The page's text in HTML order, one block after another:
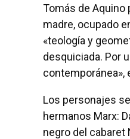
Tomás de Aquino
madre, ocupado
«teología y
desquiciada. Por
contemporánea»,
Los personajes
hermanos Marx:
negro del cabaret